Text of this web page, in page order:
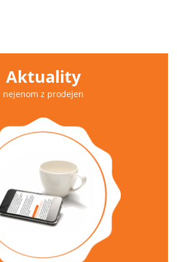
Aktuality
nejenom z prodejen